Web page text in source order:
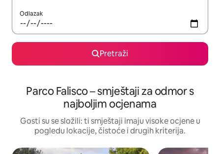
Odlazak
Pretraži
Parco Falisco – smještaji za odmor s
najboljim ocjenama
Gosti su se složili: ti smještaji imaju visoke ocjene u
pogledu lokacije, čistoće i drugih kriterija.